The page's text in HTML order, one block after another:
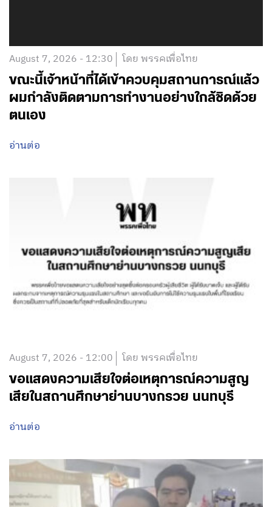
August 7, 2026 - 12:30 โดย พรรคเพื่อไทย
ขณะนี้เจ้าหน้าที่ได้เข้าควบคุมสถานการณ์แล้ว
ผมกำลังติดตามการทำงานอย่างใกล้ชิดด้วย
ตนเอง
อ่านต่อ
August 7, 2026 - 12:00 โดย พรรคเพื่อไทย
ขอแสดงความเสียใจต่อเหตุการณ์ความสูญ
เสียในสถานศึกษาย่านบางกรวย นนทบุรี
อ่านต่อ